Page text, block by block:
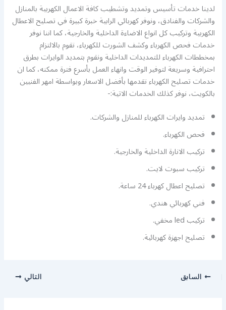
لدينا خدمات تأسيس وتمديد وتشطيب كافة الاعمال الكهربية بالمنازل
والشركات والفنادق، ونوفر كهربائي الرابية خبرة كبيرة في تصليح الاعطال
الكهربية وتركيب كل انواع الاضاءة الداخلية والخارجية، كما اننا نوفر
خدمات فحص الكهرباء وكشف الشورت للكهرباء، نقوم بالالتزام
بمخططات الكهرباء للتمديدات الداخلية ونقوم بتمديد الوايرات بطرق
احترافية وسريعة لتوفير الوقت وانهاء العمل بأسرع فترة ممكنه، كما ان
خدمات تصليح الكهرباء نقدمها بأفضل الاسعار وبواسطة امهر الفنيين
بالكويت، نوفر كذلك الخدمات الاتية:-
تمديد وايرات الكهرباء للمنازل والشركات.
فحص الكهرباء.
تركيب الانارة الداخلية والخارجية.
تركيب سبوت لايت.
تصليح اعطال كهرباء 24 ساعة.
فني كهربائي هندي.
تركيب led مخفي.
تصليح اجهزة كهربائية.
السابق التالي